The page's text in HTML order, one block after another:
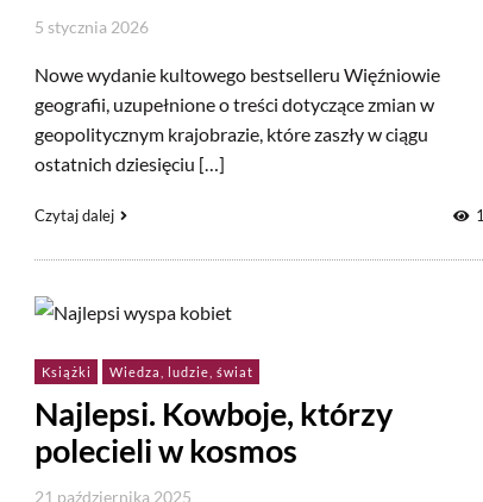
5 stycznia 2026
Nowe wydanie kultowego bestselleru Więźniowie
geografii, uzupełnione o treści dotyczące zmian w
geopolitycznym krajobrazie, które zaszły w ciągu
ostatnich dziesięciu […]
Czytaj dalej
Książki Wiedza, ludzie, świat
Najlepsi. Kowboje, którzy
polecieli w kosmos
21 października 2025